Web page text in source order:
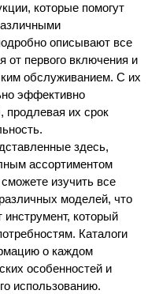
которые помогут
описывают все
от первого включения и
обслуживанием. С их
эффективно
продлевая их срок
здесь,
ассортиментом
изучить все
моделей, что
который
Каталоги
о каждом
особенностей и
использованию.